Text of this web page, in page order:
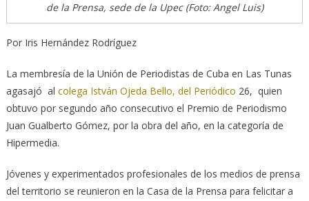
de la Prensa, sede de la Upec (Foto: Angel Luis)
Por Iris Hernández Rodríguez
La membresía de la Unión de Periodistas de Cuba en Las Tunas
agasajó al colega István Ojeda Bello, del Periódico 26, quien
obtuvo por segundo año consecutivo el Premio de Periodismo
Juan Gualberto Gómez, por la obra del año, en la categoría de
Hipermedia.
Jóvenes y experimentados profesionales de los medios de prensa
del territorio se reunieron en la Casa de la Prensa para felicitar a